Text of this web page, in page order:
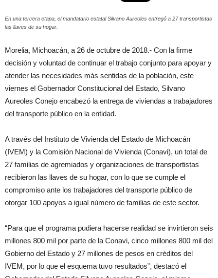
En una tercera etapa, el mandatario estatal Silvano Aureoles entregó a 27 transportistas
las llaves de su hogar.
Morelia, Michoacán, a 26 de octubre de 2018.- Con la firme
decisión y voluntad de continuar el trabajo conjunto para apoyar y
atender las necesidades más sentidas de la población, este
viernes el Gobernador Constitucional del Estado, Silvano
Aureoles Conejo encabezó la entrega de viviendas a trabajadores
del transporte público en la entidad.
A través del Instituto de Vivienda del Estado de Michoacán
(IVEM) y la Comisión Nacional de Vivienda (Conavi), un total de
27 familias de agremiados y organizaciones de transportistas
recibieron las llaves de su hogar, con lo que se cumple el
compromiso ante los trabajadores del transporte público de
otorgar 100 apoyos a igual número de familias de este sector.
“Para que el programa pudiera hacerse realidad se invirtieron seis
millones 800 mil por parte de la Conavi, cinco millones 800 mil del
Gobierno del Estado y 27 millones de pesos en créditos del
IVEM, por lo que el esquema tuvo resultados”, destacó el